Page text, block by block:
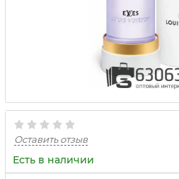
Оставить отзыв
Есть в наличии